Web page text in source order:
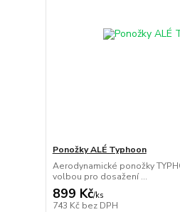
Ponožky ALÉ Typhoon
Aerodynamické ponožky
volbou pro dosažení ...
899 Kč/ks
743 Kč bez DPH